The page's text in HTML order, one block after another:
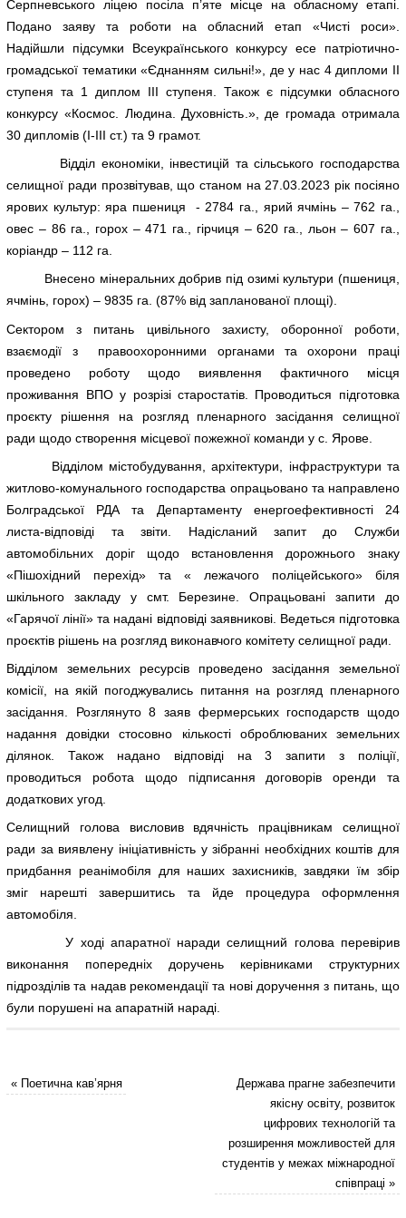
Серпневського ліцею посіла п’яте місце на обласному етапі.
Подано заяву та роботи на обласний етап «Чисті роси».
Надійшли підсумки Всеукраїнського конкурсу есе патріотично-
громадської тематики «Єднанням сильні!», де у нас 4 дипломи II
ступеня та 1 диплом III ступеня. Також є підсумки обласного
конкурсу «Космос. Людина. Духовність.», де громада отримала
30 дипломів (I-III ст.) та 9 грамот.
Відділ економіки, інвестицій та сільського господарства
селищної ради прозвітував, що станом на 27.03.2023 рік посіяно
ярових культур: яра пшениця - 2784 га., ярий ячмінь – 762 га.,
овес – 86 га., горох – 471 га., гірчиця – 620 га., льон – 607 га.,
коріандр – 112 га.
Внесено мінеральних добрив під озимі культури (пшениця,
ячмінь, горох) – 9835 га. (87% від запланованої площі).
Сектором з питань цивільного захисту, оборонної роботи,
взаємодії з правоохоронними органами та охорони праці
проведено роботу щодо виявлення фактичного місця
проживання ВПО у розрізі старостатів. Проводиться підготовка
проєкту рішення на розгляд пленарного засідання селищної
ради щодо створення місцевої пожежної команди у с. Ярове.
Відділом містобудування, архітектури, інфраструктури та
житлово-комунального господарства опрацьовано та направлено
Болградської РДА та Департаменту енергоефективності 24
листа-відповіді та звіти. Надісланий запит до Служби
автомобільних доріг щодо встановлення дорожнього знаку
«Пішохідний перехід» та « лежачого поліцейського» біля
шкільного закладу у смт. Березине. Опрацьовані запити до
«Гарячої лінії» та надані відповіді заявникові. Ведеться підготовка
проєктів рішень на розгляд виконавчого комітету селищної ради.
Відділом земельних ресурсів проведено засідання земельної
комісії, на якій погоджувались питання на розгляд пленарного
засідання. Розглянуто 8 заяв фермерських господарств щодо
надання довідки стосовно кількості оброблюваних земельних
ділянок. Також надано відповіді на 3 запити з поліції,
проводиться робота щодо підписання договорів оренди та
додаткових угод.
Селищний голова висловив вдячність працівникам селищної
ради за виявлену ініціативність у зібранні необхідних коштів для
придбання реанімобіля для наших захисників, завдяки їм збір
зміг нарешті завершитись та йде процедура оформлення
автомобіля.
У ході апаратної наради селищний голова перевірив
виконання попередніх доручень керівниками структурних
підрозділів та надав рекомендації та нові доручення з питань, що
були порушені на апаратній нараді.
«Поетична кав’ярня
Держава прагне забезпечити
якісну освіту, розвиток
цифрових технологій та
розширення можливостей для
студентів у межах міжнародної
співпраці»